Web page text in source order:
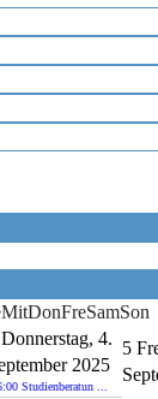
MitDonFreSamSon
Donnerstag, 4.
2025
Studienberatun ...
5